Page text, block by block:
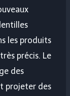
les produits
précis. Le
des
projeter des